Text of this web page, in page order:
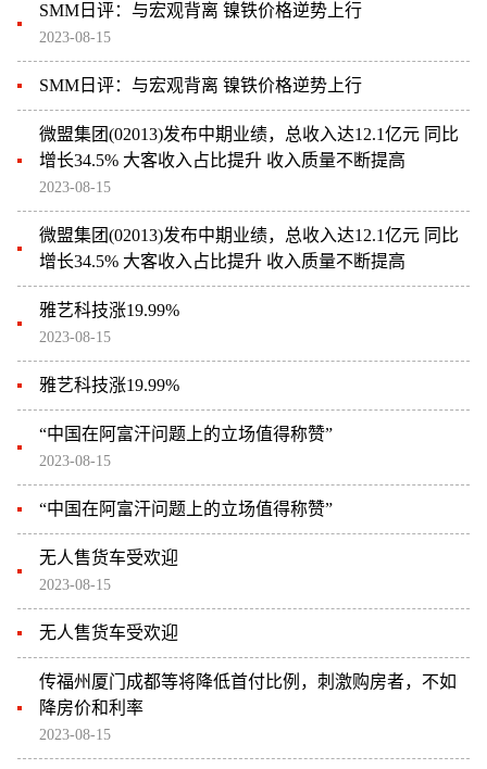
SMM日评：与宏观背离 镍铁价格逆势上行
2023-08-15
SMM日评：与宏观背离 镍铁价格逆势上行
微盟集团(02013)发布中期业绩，总收入达12.1亿元 同比
增长34.5% 大客收入占比提升 收入质量不断提高
2023-08-15
微盟集团(02013)发布中期业绩，总收入达12.1亿元 同比
增长34.5% 大客收入占比提升 收入质量不断提高
雅艺科技涨19.99%
2023-08-15
雅艺科技涨19.99%
“中国在阿富汗问题上的立场值得称赞”
2023-08-15
“中国在阿富汗问题上的立场值得称赞”
无人售货车受欢迎
2023-08-15
无人售货车受欢迎
传福州厦门成都等将降低首付比例，刺激购房者，不如
降房价和利率
2023-08-15